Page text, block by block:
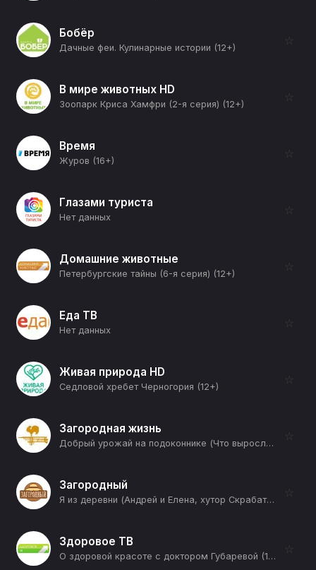
Бобёр
Дачные феи. Кулинарные истории (12+)
☆
В мире животных HD
Зоопарк Криса Хамфри (2-я серия) (12+)
☆
Время
Журов (16+)
☆
Глазами туриста
Нет данных
☆
Домашние животные
Петербургские тайны (6-я серия) (12+)
☆
Еда ТВ
Нет данных
☆
Живая природа HD
Седловой хребет Черногория (12+)
☆
Загородная жизнь
Добрый урожай на подоконнике (Что выросло на подоконнике) (12+)
☆
Загородный
Я из деревни (Андрей и Елена, хутор Скрабатуны, Глубокский район) (12+)
☆
Здоровое ТВ
О здоровой красоте с доктором Губаревой (10-я серия) (12+)
☆